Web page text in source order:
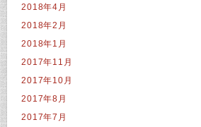
2018年4月
2018年2月
2018年1月
2017年11月
2017年10月
2017年8月
2017年7月